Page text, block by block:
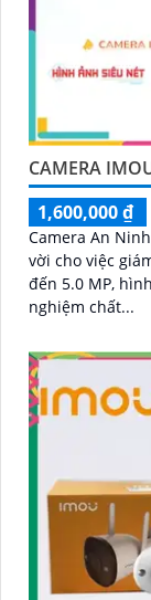
CAMERA
1,600,000 ₫
Camera An
vời cho việc giám sát an
đến 5.0 MP,
nghiệm chất...